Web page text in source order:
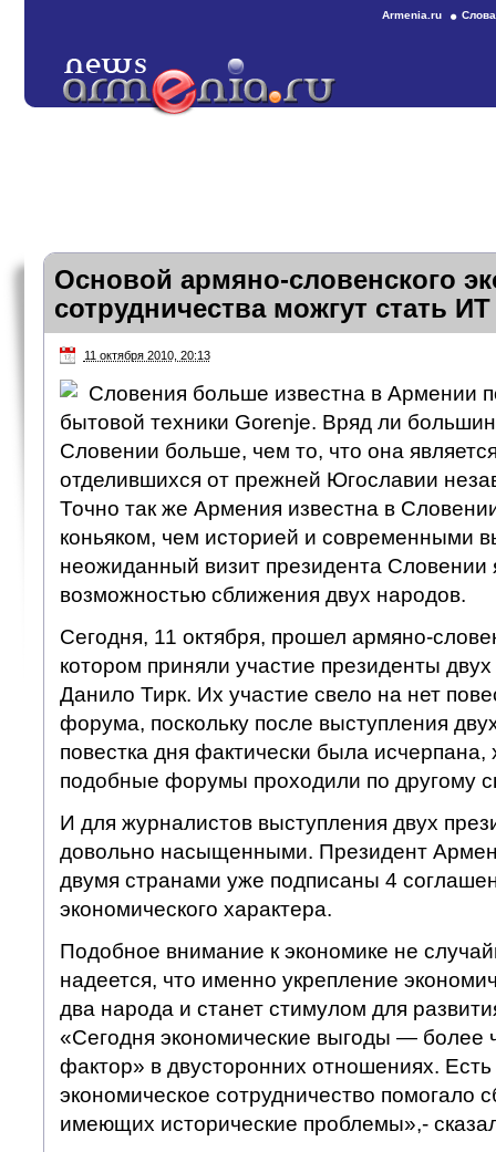
Armenia.ru
Основой армяно-словенского
сотрудничества можгут стать
11 октября 2010, 20:13
Словения больше известна в Армении
бытовой техники Gorenje. Вряд ли
Словении больше, чем то, что она
отделившихся от прежней Югославии
Точно так же Армения известна в
коньяком, чем историей и современными
неожиданный визит президента Словении
возможностью сближения двух народов.
Сегодня, 11 октября, прошел армяно-
котором приняли участие президенты
Данило Тирк. Их участие свело на нет
форума, поскольку после выступления
повестка дня фактически была исчерпана,
подобные форумы проходили по другому
И для журналистов выступления двух
довольно насыщенными. Президент
двумя странами уже подписаны 4
экономического характера.
Подобное внимание к экономике не
надеется, что именно укрепление
два народа и станет стимулом для
«Сегодня экономические выгоды —
фактор» в двусторонних отношениях. Есть
экономическое сотрудничество помогало
имеющих исторические проблемы»,-